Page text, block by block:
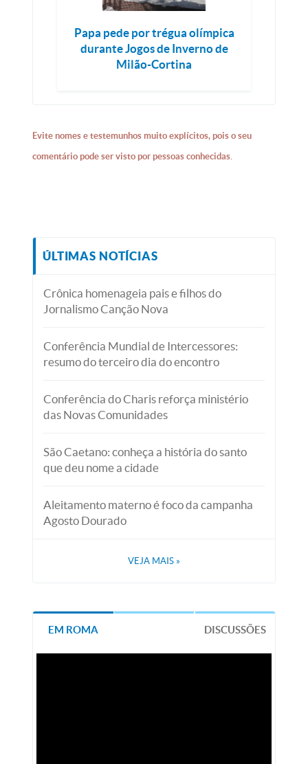
Papa pede por trégua olímpica
durante Jogos de Inverno de
Milão-Cortina
Evite nomes e testemunhos muito explícitos, pois o seu
comentário pode ser visto por pessoas conhecidas.
ÚLTIMAS NOTÍCIAS
Crônica homenageia pais e filhos do
Jornalismo Canção Nova
Conferência Mundial de Intercessores:
resumo do terceiro dia do encontro
Conferência do Charis reforça ministério
das Novas Comunidades
São Caetano: conheça a história do santo
que deu nome a cidade
Aleitamento materno é foco da campanha
Agosto Dourado
VEJA MAIS »
EM ROMA DISCUSSÕES